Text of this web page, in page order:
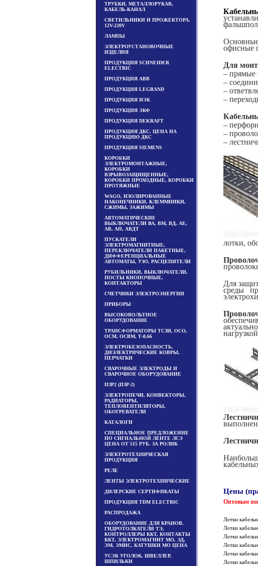
ТРУБКИ, МЕТАЛЛОРУКАВ,
КАБЕЛЬ-КАНАЛ
СВЕТИЛЬНИКИ И ПРОЖЕКТОРА.
12V-220V
ЛАМПЫ
ЭЛЕКТРОУСТАНОВОЧНЫЕ
ИЗДЕЛИЯ
ПРОДУКЦИЯ SCHNEIDER
ELECTRIC
ПРОДУКЦИЯ ABB
ПРОДУКЦИЯ LEGRAND
ПРОДУКЦИЯ ИЭК
ПРОДУКЦИЯ ЭКФ
ПРОДУКЦИЯ DEKRAFT
ПРОДУКЦИЯ ДКС. ЦЕНА НА
ПРОДУКЦИЮ ДКС
ПРОДУКЦИЯ SIEMENS
КОРОБКИ
ЭЛЕКТРОМОНТАЖНЫЕ,
КОРОБКИ
ВЗРЫВОЗАЩИЩЕННЫЕ,
КОРОБКИ ПРОХОДНЫЕ, КОРОБКИ
ПРОТЯЖНЫЕ
WAGO, ИЗОЛИРОВАННЫЕ
НАКОНЕЧНИКИ, КЛЕММНИКИ,
СЖИМЫ, ЗАЖИМЫ
АВТОМАТИЧЕСКИЕ
ВЫКЛЮЧАТЕЛИ ВА, ВМ, ВД, АЕ,
АВ, АП, АВДТ
ПУСКАТЕЛИ
ЭЛЕКТРОМАГНИТНЫЕ,
ПЕРЕКЛЮЧАТЕЛИ ПАКЕТНЫЕ,
ДИФФЕРЕНЦИАЛЬНЫЕ
АВТОМАТЫ, УЗО, РАСЦЕПИТЕЛИ
РУБИЛЬНИКИ, ВЫКЛЮЧАТЕЛИ,
ПОСТЫ КНОПОЧНЫЕ,
КОНТАКТОРЫ
СЧЕТЧИКИ ЭЛЕКТРОЭНЕРГИИ
ПРИБОРЫ
ВЫСОКОВОЛЬТНОЕ
ОБОРУДОВАНИЕ
ТРАНСФОРМАТОРЫ ТСЗИ, ОСО,
ОСМ, ОСВМ, Т-0,66
ЭЛЕКТРОБЕЗОПАСНОСТЬ,
ДИЭЛЕКТРИЧЕСКИЕ КОВРЫ,
ПЕРЧАТКИ
СВАРОЧНЫЕ ЭЛЕКТРОДЫ И
СВАРОЧНОЕ ОБОРУДОВАНИЕ
ПЗР2 (ПЗР-2)
ЭЛЕКТРОПЕЧИ, КОНВЕКТОРЫ,
РАДИАТОРЫ,
ТЕПЛОВЕНТИЛЯТОРЫ,
ОБОГРЕВАТЕЛИ
КАТАЛОГИ
СПЕЦИАЛЬНОЕ ПРЕДЛОЖЕНИЕ
ПО СИГНАЛЬНОЙ ЛЕНТЕ ЛСЭ
ЦЕНА ОТ 515 РУБ. ЗА РОЛИК
ЭЛЕКТРОТЕХНИЧЕСКАЯ
ПРОДУКЦИЯ
РЕЛЕ
ЛЕНТЫ ЭЛЕКТРОТЕХНИЧЕСКИЕ
ДИЛЕРСКИЕ СЕРТИФИКАТЫ
ПРОДУКЦИЯ TDM ЕLECTRIC
РАСПРОДАЖА
ОБОРУДОВАНИЕ ДЛЯ КРАНОВ.
ГИДРОТОЛКАТЕЛИ ТЭ,
КОНТРОЛЛЕРЫ ККТ, КОНТАКТЫ
ККТ, ЭЛЕКТРОМАГНИТ МО, ЭД,
ЭМ, ЭМИС, КАТУШКИ МО ЦЕНА
УСЭК УГОЛОК, ШВЕЛЛЕР,
ШПИЛЬКИ
офисные
Для
– прямые
–
–
–
–
–
–
лотки,
Для
среды
Цены
Оптовым
Лотки
Лотки
Лотки
Лотки
Лотки
Лотки